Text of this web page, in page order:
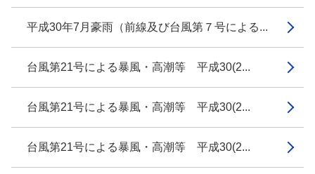
平成30年7月豪雨（前線及び台風第７号による...
台風第21号による暴風・高潮等 平成30(2...
台風第21号による暴風・高潮等 平成30(2...
台風第21号による暴風・高潮等 平成30(2...